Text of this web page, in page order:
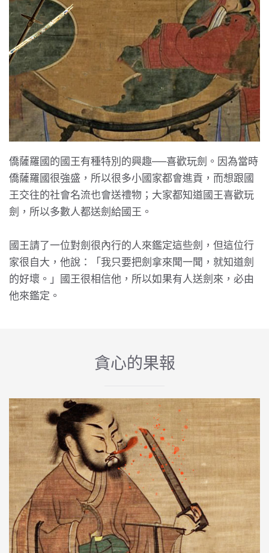
僑薩羅國的國王有種特別的興趣──喜歡玩劍。因為當時
僑薩羅國很強盛，所以很多小國家都會進貢，而想跟國
王交往的社會名流也會送禮物；大家都知道國王喜歡玩
劍，所以多數人都送劍給國王。
國王請了一位對劍很內行的人來鑑定這些劍，但這位行
家很自大，他說：「我只要把劍拿來聞一聞，就知道劍
的好壞。」國王很相信他，所以如果有人送劍來，必由
他來鑑定。
貪心的果報